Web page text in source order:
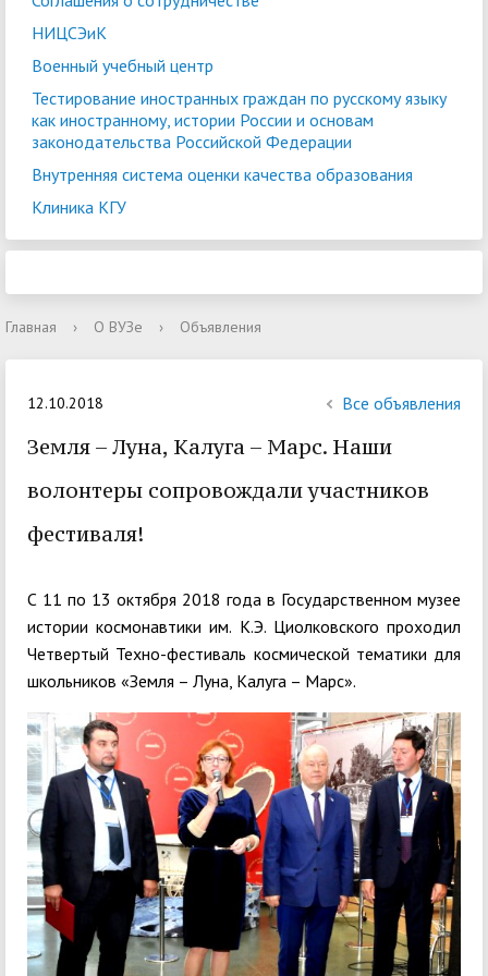
НИЦСЭиК
Военный учебный центр
Тестирование иностранных граждан по русскому языку
как иностранному, истории России и основам
законодательства Российской Федерации
Внутренняя система оценки качества образования
Клиника КГУ
Главная › О ВУЗе › Объявления
12.10.2018 Все объявления
Земля – Луна, Калуга – Марс. Наши
волонтеры сопровождали участников
фестиваля!
С 11 по 13 октября 2018 года в Государственном музее
истории космонавтики им. К.Э. Циолковского проходил
Четвертый Техно-фестиваль космической тематики для
школьников «Земля – Луна, Калуга – Марс».